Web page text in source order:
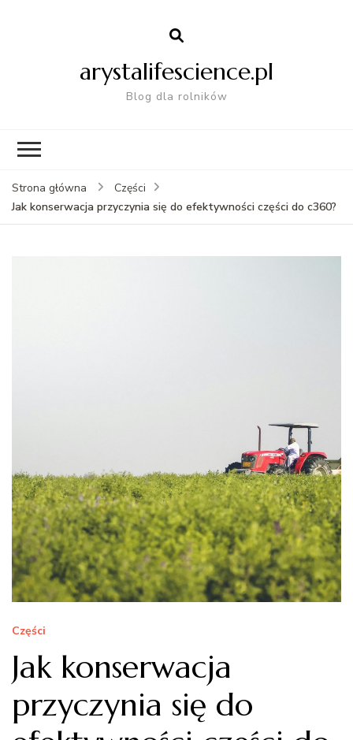
arystalifescience.pl
Blog dla rolników
Strona główna
Części
Jak konserwacja przyczynia się do efektywności części do c360?
Części
Jak konserwacja
przyczynia się do